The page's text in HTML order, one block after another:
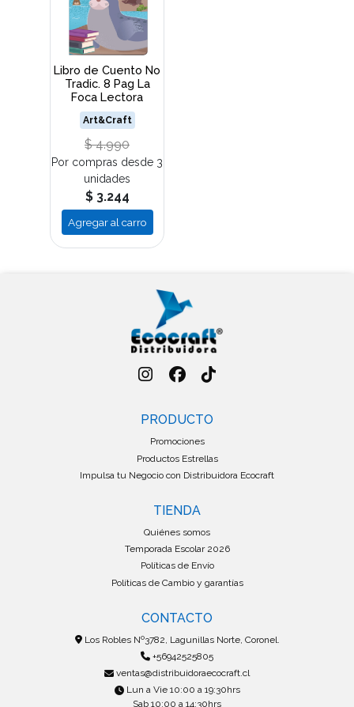
Libro de Cuento No
Tradic. 8 Pag La
Foca Lectora
Art&Craft
$ 4.990
Por compras desde 3
unidades
$ 3.244
Agregar al carro
PRODUCTO
Promociones
Productos Estrellas
Impulsa tu Negocio con Distribuidora Ecocraft
TIENDA
Quiénes somos
Temporada Escolar 2026
Políticas de Envío
Políticas de Cambio y garantías
CONTACTO
Los Robles Nº3782, Lagunillas Norte, Coronel.
+56942525805
ventas@distribuidoraecocraft.cl
Lun a Vie 10:00 a 19:30hrs
Sab 10:00 a 14:30hrs